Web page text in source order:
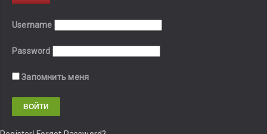
Username
Password
Запомнить меня